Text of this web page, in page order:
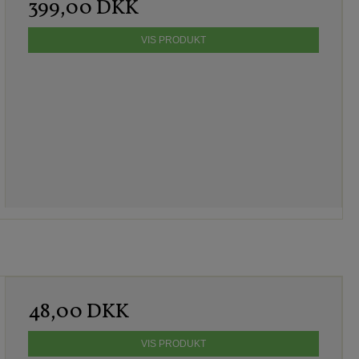
399,00 DKK
VIS PRODUKT
48,00 DKK
VIS PRODUKT